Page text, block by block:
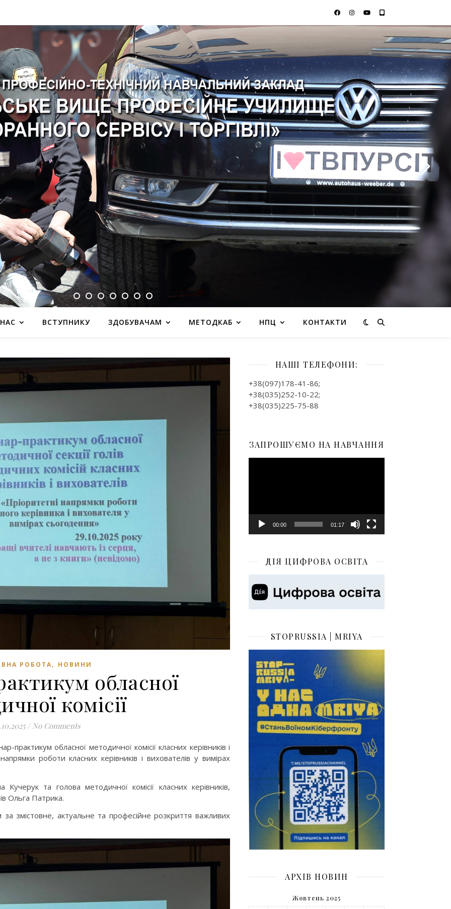
ВСТУПНИКУ ЗДОБУВАЧАМ МЕТОДКАБ НПЦ КОНТАКТИ
РОБОТА, НОВИНИ
обласної
комісії
/ No Comments
обласної методичної комісії класних керівників і
роботи класних керівників і вихователів у вимірах
та голова методичної комісії класних керівників,
Ольга Патрика.
змістовне, актуальне та професійне розкриття важливих
НАШІ ТЕЛЕФОНИ:
+38(097)178-41-86;
+38(035)252-10-22;
+38(035)225-75-88
ЗАПРОШУЄМО НА НАВЧАННЯ
00:00 01:17
ДІЯ ЦИФРОВА ОСВІТА
STOPRUSSIA | MRIYA
АРХІВ НОВИН
Жовтень 2025